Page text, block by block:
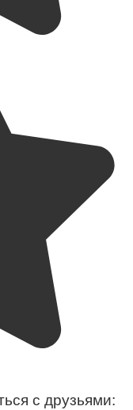
с друзьями: